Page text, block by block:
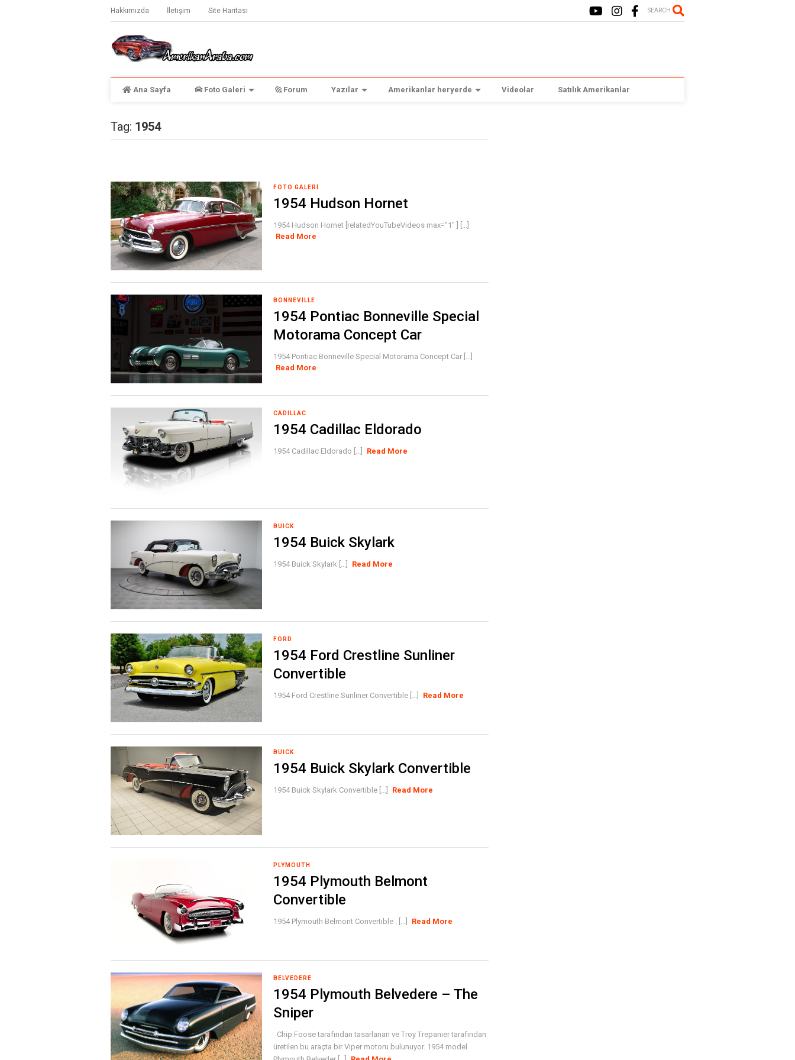
Hakkımızda İletişim Site Haritası SEARCH
Ana Sayfa Foto Galeri Forum Yazılar Amerikanlar heryerde Videolar Satılık Amerikanlar
Tag: 1954
FOTO GALERI
1954 Hudson Hornet
1954 Hudson Hornet [relatedYouTubeVideos max="1" ] [...]
Read More
BONNEVILLE
1954 Pontiac Bonneville Special
Motorama Concept Car
1954 Pontiac Bonneville Special Motorama Concept Car [...]
Read More
CADILLAC
1954 Cadillac Eldorado
1954 Cadillac Eldorado [...] Read More
BUICK
1954 Buick Skylark
1954 Buick Skylark [...] Read More
FORD
1954 Ford Crestline Sunliner
Convertible
1954 Ford Crestline Sunliner Convertible [...] Read More
BUICK
1954 Buick Skylark Convertible
1954 Buick Skylark Convertible [...] Read More
PLYMOUTH
1954 Plymouth Belmont
Convertible
1954 Plymouth Belmont Convertible . [...] Read More
BELVEDERE
1954 Plymouth Belvedere – The
Sniper
Chip Foose tarafından tasarlanan ve Troy Trepanier tarafından
üretilen bu araçta bir Viper motoru bulunuyor. 1954 model